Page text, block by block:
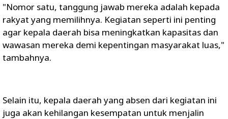
"Nomor satu, tanggung jawab mereka adalah kepada
rakyat yang memilihnya. Kegiatan seperti ini penting
agar kepala daerah bisa meningkatkan kapasitas dan
wawasan mereka demi kepentingan masyarakat luas,"
tambahnya.
Selain itu, kepala daerah yang absen dari kegiatan ini
juga akan kehilangan kesempatan untuk menjalin